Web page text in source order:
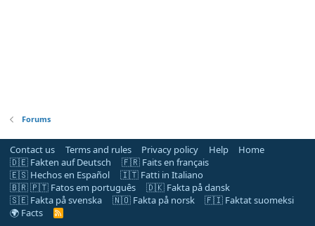
Forums
Contact us Terms and rules Privacy policy Help
Home
🇩🇪 Fakten auf Deutsch
🇫🇷 Faits en français
🇪🇸 Hechos en Español
🇮🇹 Fatti in Italiano
🇧🇷 🇵🇹 Fatos em português
🇩🇰 Fakta på dansk
🇸🇪 Fakta på svenska
🇳🇴 Fakta på norsk
🇫🇮 Faktat suomeksi
🌍 Facts
R